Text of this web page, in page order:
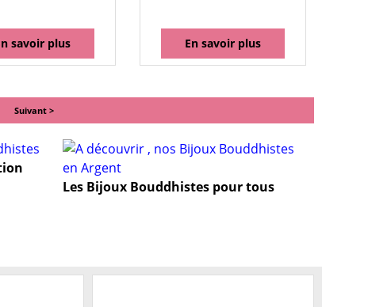
savoir plus En savoir plus
Suivant >
Les Bijoux Bouddhistes pour tous